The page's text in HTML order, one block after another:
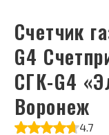
Счетчик газа ЛЕВЫЙ, G1″ СГД-
G4
СГК-G4
Воронеж
4.7